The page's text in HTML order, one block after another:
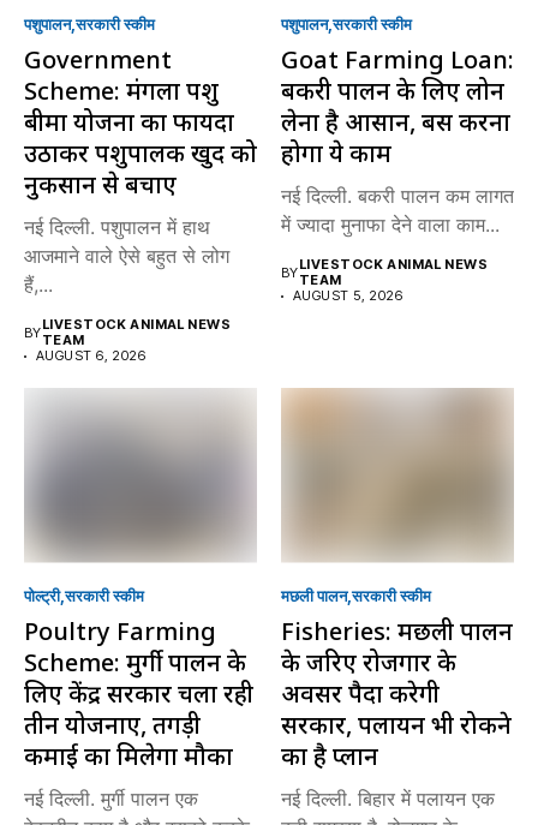
पशुपालन सरकारी स्की‍म
Government
Scheme: मंगला पशु
बीमा योजना का फायदा
उठाकर पशुपालक खुद को
नुकसान से बचाएं
नई दिल्ली. पशुपालन में हाथ
आजमाने वाले ऐसे बहुत से लोग
हैं,...
BYLIVESTOCK ANIMAL NEWS
TEAM
AUGUST 6, 2026
पशुपालन सरकारी स्की‍म
Goat Farming Loan:
बकरी पालन के लिए लोन
लेना है आसान, बस करना
होगा ये काम
नई दिल्ली. बकरी पालन कम लागत
में ज्यादा मुनाफा देने वाला काम...
BYLIVESTOCK ANIMAL NEWS
TEAM
AUGUST 5, 2026
पोल्ट्री सरकारी स्की‍म
Poultry Farming
Scheme: मुर्गी पालन के
लिए केंद्र सरकार चला रही
तीन योजनाएं, तगड़ी
कमाई का मिलेगा मौका
नई दिल्ली. मुर्गी पालन एक
मछली पालन सरकारी स्की‍म
Fisheries: मछली पालन
के जरिए रोजगार के
अवसर पैदा करेगी
सरकार, पलायन भी रोकने
का है प्लान
नई दिल्ली. बिहार में पलायन एक